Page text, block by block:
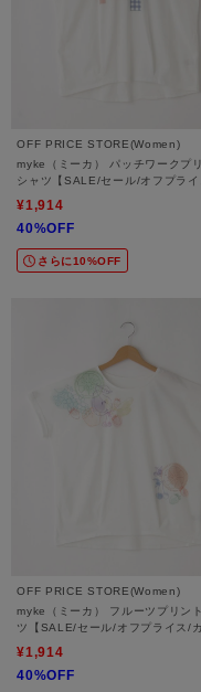
OFF PRICE STORE(Women)
myke（ミーカ） パッチワークプ
シャツ【SALE/セール/オフプライ
¥1,914
40%OFF
さらに10%OFF
OFF PRICE STORE(Women)
myke（ミーカ） フルーツプリン
ツ【SALE/セール/オフプライス/
アル/デイリー/トレンド/ゆったり】
¥1,914
40%OFF